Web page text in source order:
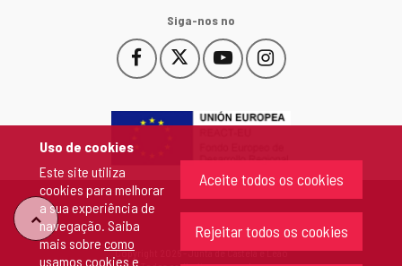
Uso de cookies
Este site utiliza
cookies para melhorar
a sua experiência de
navegação. Saiba
mais sobre como
usamos cookies e
Aceite todos os cookies
Rejeitar todos os cookies
Siga-nos no
Facebook
Este
enlace
abrirá
nueva.
Este
enlace
abrirá
ventana
nueva.
YouTube
Este
enlace
abrirá
ventana
nueva.
Instagram
Este
enlace
abrirá
nueva.
"Voltar
ao
Copyright 2026 - Junta de Castela e Leão